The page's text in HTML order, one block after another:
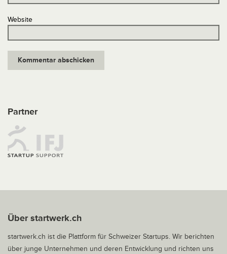
Website
Partner
Über startwerk.ch
startwerk.ch ist die Plattform für Schweizer Startups. Wir berichten
über junge Unternehmen und deren Entwicklung und richten uns